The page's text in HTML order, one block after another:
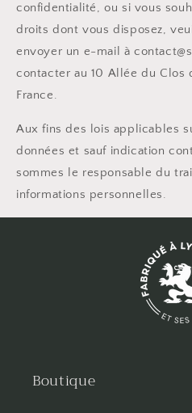
confidentialité, ou si vous
droits dont vous disposez,
envoyer un e-mail à
contacter au 10 Allée du Clos
France.
Aux fins des lois applicables
données et sauf indication
sommes le responsable du
informations personnelles.
Boutique